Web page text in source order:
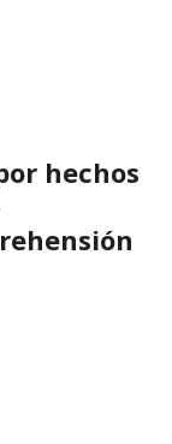
hechos